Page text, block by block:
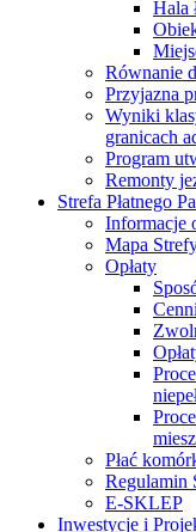
Hala
Równanie
Przyjazna
Wyniki
granicach
Program
Remonty
Strefa Płatnego
Informacje
Mapa
Opłaty
Płać
Regulamin
E-SKLEP
Inwestycje i